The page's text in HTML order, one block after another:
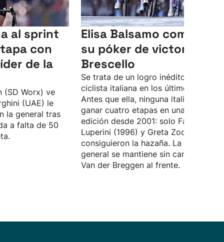
al sprint
con
de la
(SD Worx) ve
(UAE) le
la general tras
a falta de 50
Elisa Balsamo completa
su póker de victorias en
Brescello
Se trata de un logro inédito para una
ciclista italiana en los últimos 25
Antes que ella, ninguna italiana
ganar cuatro etapas en una misma
edición desde 2001: solo Fabiana
Luperini (1996) y Greta Zocca (2001)
consiguieron la hazaña. La
general se mantiene sin cambios con
Van der Breggen al frente.